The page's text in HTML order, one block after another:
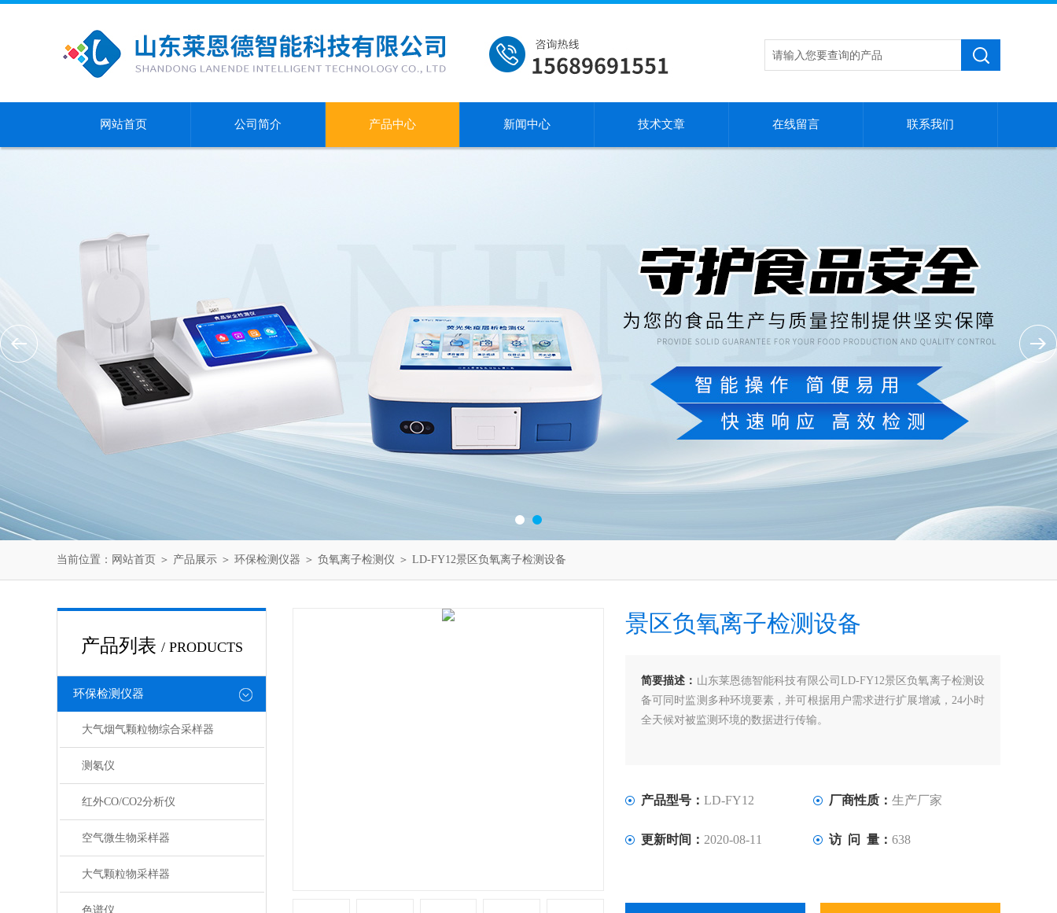
网站首页 公司简介 产品中心 新闻中心 技术文章 在线留言 联系我们
当前位置： 网站首页 ＞ 产品展示 ＞ 环保检测仪器 ＞ 负氧离子检测仪 ＞ LD-FY12景区负氧离子检测设备
产品列表 / PRODUCTS
环保检测仪器
大气烟气颗粒物综合采样器
测氡仪
红外CO/CO2分析仪
空气微生物采样器
大气颗粒物采样器
色谱仪
景区负氧离子检测设备
简要描述： 山东莱恩德智能科技有限公司LD-FY12景区负氧离子检测设
备可同时监测多种环境要素，并可根据用户需求进行扩展增减，24小时
全天候对被监测环境的数据进行传输。
产品型号： LD-FY12 厂商性质： 生产厂家
更新时间： 2020-08-11 访 问 量： 638